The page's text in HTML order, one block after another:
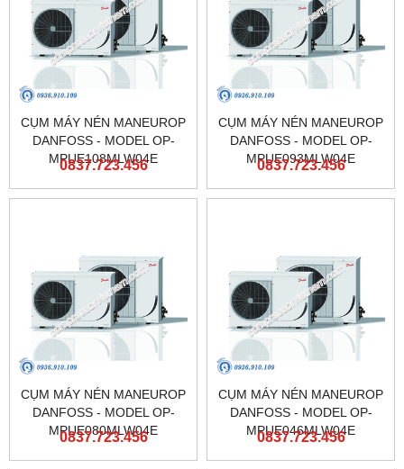
CỤM MÁY NÉN MANEUROP
DANFOSS - MODEL OP-
MPUE108MLW04E
0837.723.456
CỤM MÁY NÉN MANEUROP
DANFOSS - MODEL OP-
MPUE093MLW04E
0837.723.456
CỤM MÁY NÉN MANEUROP
DANFOSS - MODEL OP-
MPUE080MLW04E
0837.723.456
CỤM MÁY NÉN MANEUROP
DANFOSS - MODEL OP-
MPUE046MLW04E
0837.723.456